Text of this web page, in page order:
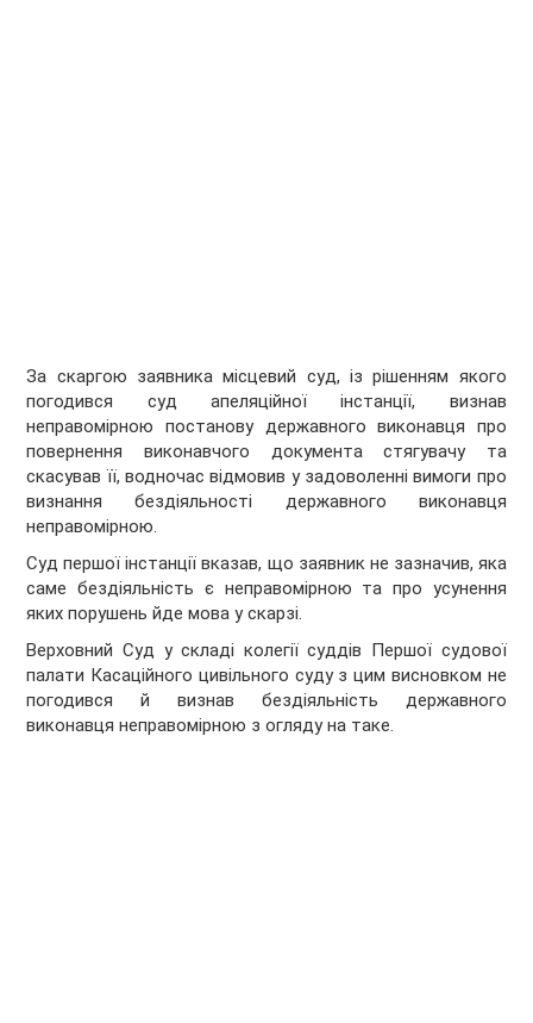
За скаргою заявника місцевий суд, із рішенням якого
погодився суд апеляційної інстанції, визнав
неправомірною постанову державного виконавця про
повернення виконавчого документа стягувачу та
скасував її, водночас відмовив у задоволенні вимоги про
визнання бездіяльності державного виконавця
неправомірною.
Суд першої інстанції вказав, що заявник не зазначив, яка
саме бездіяльність є неправомірною та про усунення
яких порушень йде мова у скарзі.
Верховний Суд у складі колегії суддів Першої судової
палати Касаційного цивільного суду з цим висновком не
погодився й визнав бездіяльність державного
виконавця неправомірною з огляду на таке.